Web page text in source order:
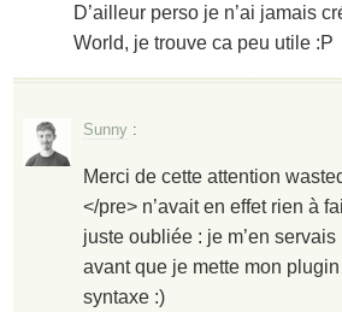
D’ailleur perso je n’ai jamais
World, je trouve ca peu utile :P
Sunny :
Merci de cette attention
</pre> n’avait en effet rien à
juste oubliée : je m’en
avant que je mette mon
syntaxe :)